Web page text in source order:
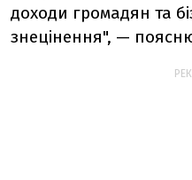
доходи громадян та
знецінення", —